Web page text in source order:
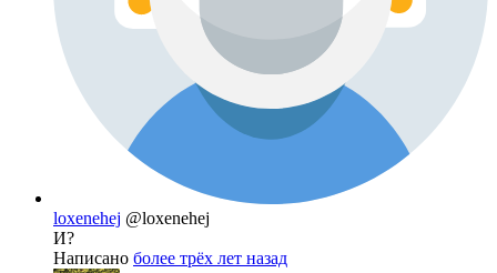
loxenehej @loxenehej
И?
Написано более трёх лет назад